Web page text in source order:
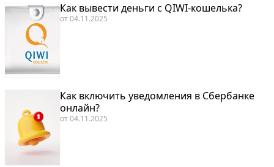
Как вывести деньги с QIWI-кошелька?
от04.11.2025
Как включить уведомления в Сбербанке
онлайн?
от04.11.2025